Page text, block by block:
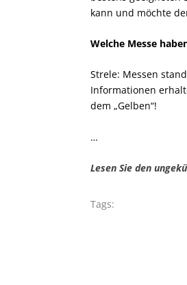
kann und möchte
Welche Messe
Strele: Messen
Informationen
dem „Gelben“!
…
Lesen Sie den
Tags: